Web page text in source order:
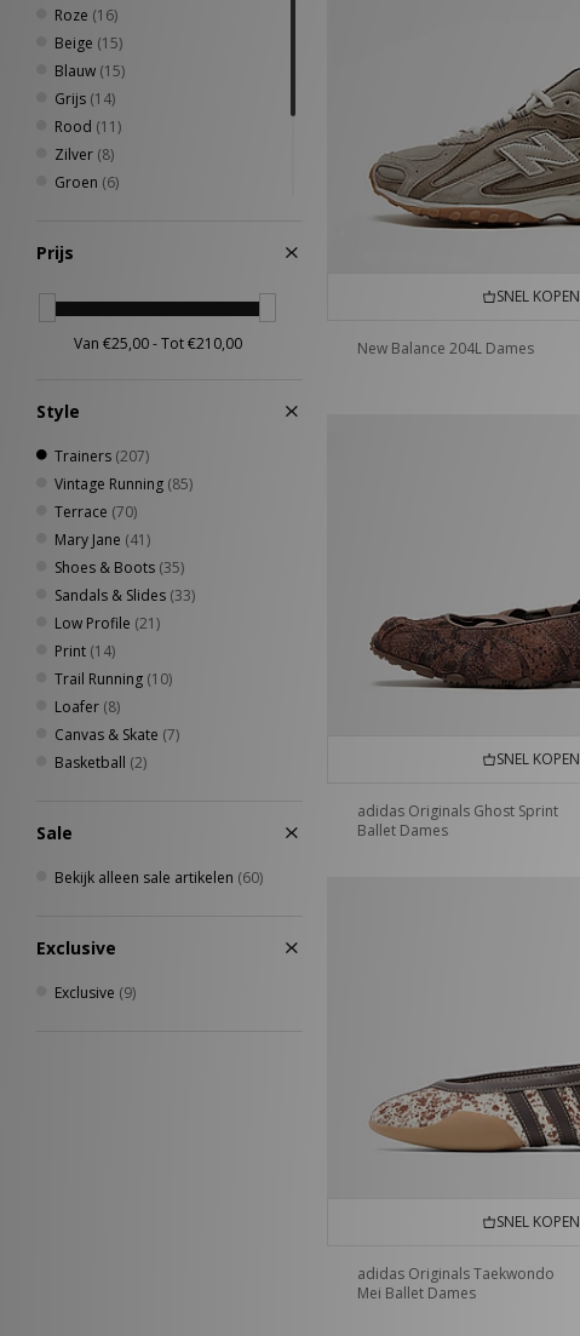
46(4)
46.5(3)
47(6)
Roze (16)
Beige (15)
Blauw (15)
Grijs (14)
Rood (11)
Zilver (8)
Groen (6)
Meerkleurig
Goud
Prijs
Style
Trainers (207)
Vintage Running (85)
Terrace (70)
Mary Jane (41)
Shoes & Boots (35)
Sandals & Slides (33)
Low Profile (21)
Print (14)
Trail Running (10)
Loafer (8)
Canvas & Skate (7)
Basketball (2)
Sale
Bekijk alleen sale artikelen (60)
Exclusive
Exclusive (9)
SNEL KOPEN
New Balance 204L Dames
SNEL KOPEN
adidas Originals Ghost Sprint
Ballet Dames
SNEL KOPEN
adidas Originals Taekwondo
Mei Ballet Dames